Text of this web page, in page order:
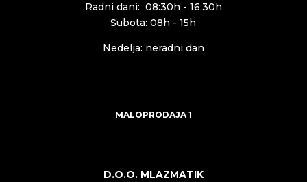
Radni dani: 08:30h - 16:30h
Subota: 08h - 15h
Nedelja: neradni dan
MALOPRODAJA 1
D.O.O. MLAZMATIK